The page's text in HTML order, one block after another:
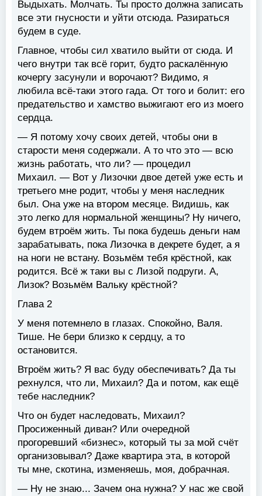
Выдыхать. Молчать. Ты просто должна записать
все эти гнусности и уйти отсюда. Разираться
будем в суде.
Главное, чтобы сил хватило выйти от сюда. И
чего внутри так всё горит, будто раскалённую
кочергу засунули и ворочают? Видимо, я
любила всё-таки этого гада. От того и болит: его
предательство и хамство выжигают его из моего
сердца.
— Я потому хочу своих детей, чтобы они в
старости меня содержали. А то что это — всю
жизнь работать, что ли? — процедил
Михаил. — Вот у Лизочки двое детей уже есть и
третьего мне родит, чтобы у меня наследник
был. Она уже на втором месяце. Видишь, как
это легко для нормальной женщины? Ну ничего,
будем втроём жить. Ты пока будешь деньги нам
зарабатывать, пока Лизочка в декрете будет, а я
на ноги не встану. Возьмём тебя крёстной, как
родится. Всё ж таки вы с Лизой подруги. А,
Лизок? Возьмём Вальку крёстной?
Глава 2
У меня потемнело в глазах. Спокойно, Валя.
Тише. Не бери близко к сердцу, а то
остановится.
Втроём жить? Я вас буду обеспечивать? Да ты
рехнулся, что ли, Михаил? Да и потом, как ещё
тебе наследник?
Что он будет наследовать, Михаил?
Просиженный диван? Или очередной
прогоревший «бизнес», который ты за мой счёт
организовывал? Даже квартира эта, в которой
ты мне, скотина, изменяешь, моя, добрачная.
— Ну не знаю... Зачем она нужна? У нас же свой